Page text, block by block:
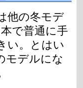
他の冬モデ
で普通に手
い。とはい
モデルにな